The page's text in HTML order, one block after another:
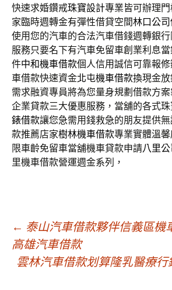
快速求婚鑽戒珠寶設計專業皆可辦理
家臨時週轉金有彈性借貸空間林口公
使用您的汽車的合法汽車借錢週轉銀
服務只要名下有汽車免留車創業利息
件中和機車借款個人信用誠信可靠報
車借款快速資金北屯機車借款換現金
需求融資專員將為您量身規劃借款方案
企業貸款三大優惠服務，當舖的各式
錶借款讓您急需用錢救急的朋友提供
款推薦店家樹林機車借款專業實體溫
限車齡免留車當舖機車貸款申請八里
里機車借款營運週金系列，
文
章
← 泰山汽車借款夥伴信義區機
高雄汽車借款
雲林汽車借款划算隆乳醫療